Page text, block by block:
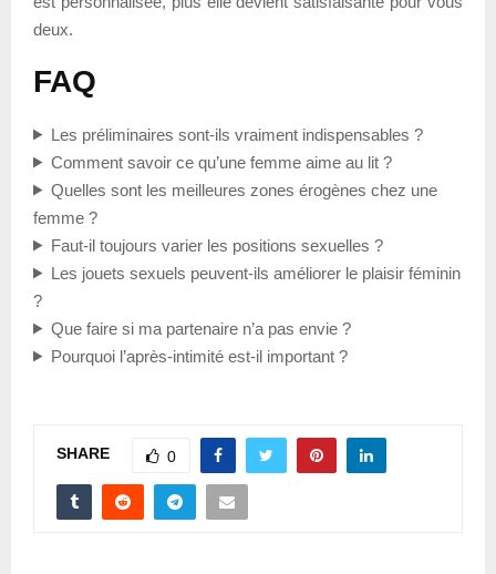
deux.
FAQ
Les préliminaires sont-ils vraiment indispensables ?
Comment savoir ce qu’une femme aime au lit ?
Quelles sont les meilleures zones érogènes chez une
femme ?
Faut-il toujours varier les positions sexuelles ?
Les jouets sexuels peuvent-ils améliorer le plaisir féminin
?
Que faire si ma partenaire n’a pas envie ?
Pourquoi l’après-intimité est-il important ?
SHARE 0